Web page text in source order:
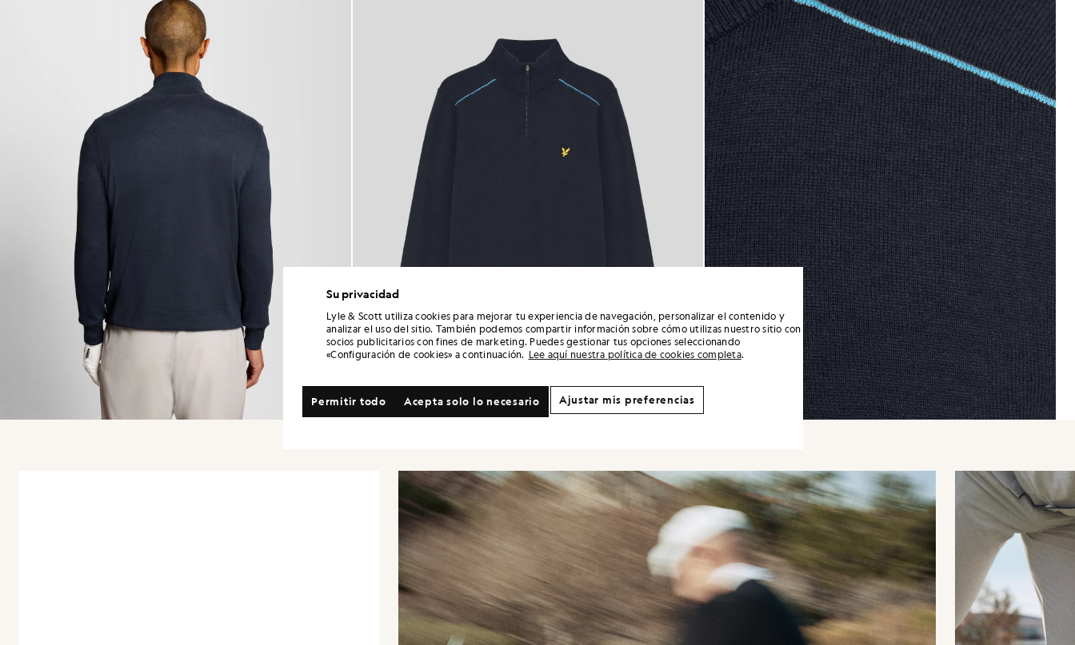
Su privacidad
Lyle & Scott utiliza cookies para mejorar tu experiencia de navegación, personalizar el contenido y
analizar el uso del sitio. También podemos compartir información sobre cómo utilizas nuestro sitio con
socios publicitarios con fines de marketing. Puedes gestionar tus opciones seleccionando
«Configuración de cookies» a continuación. Lee aquí nuestra política de cookies completa.
Acepta solo lo necesario
Permitir todo Ajustar mis preferencias